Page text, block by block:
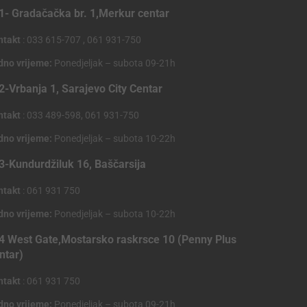
Gradačačka br. 1,Merkur centar
: 033 615-707 , 061 931-750
vrijeme: Ponedjeljak – subota 09-21h
Vrbanja 1, Sarajevo City Centar
: 033 489-598, 061 931-750
vrijeme: Ponedjeljak – subota 10-22h
Kundurdžiluk 16, Baščarsija
: 061 931 750
vrijeme: Ponedjeljak – subota 10-22h
West Gate,Mostarsko raskrsce 10 (Penny Plus
: 061 931 750
vrijeme: Ponedjeljak – subota 09-21h